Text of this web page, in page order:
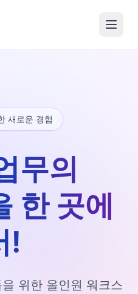
새로운 경험
무의
한 곳에
!
위한 올인원 워크스